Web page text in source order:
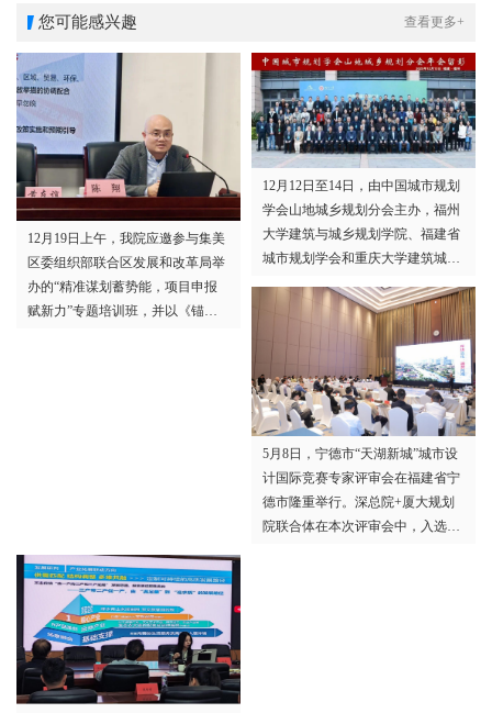
您可能感兴趣 查看更多+
12月19日上午，我院应邀参与集美
区委组织部联合区发展和改革局举
办的“精准谋划蓄势能，项目申报
赋新力”专题培训班，并以《锚
12月12日至14日，由中国城市规划
学会山地城乡规划分会主办，福州
大学建筑与城乡规划学院、福建省
城市规划学会和重庆大学建筑城规
会山地城乡规划分会年会在福建福
州召开。厦门大学规划设计研究院
积极组织专业技术人员参加年会并
在相关论坛进行专题报告和学术交
流。
5月8日，宁德市“天湖新城”城市设
计国际竞赛专家评审会在福建省宁
德市隆重举行。深总院+厦大规划
院联合体在本次评审会中，入选前